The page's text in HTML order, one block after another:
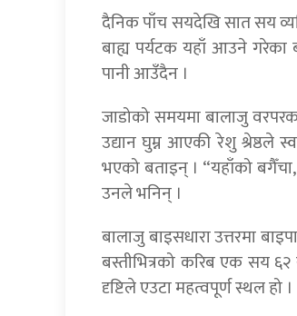
दैनिक पाँच सयदेखि सात सय
बाह्य पर्यटक यहाँ आउने गरेका
पानी आउँदैन ।
जाडोको समयमा बालाजु
उद्यान घुम्न आएकी रेशु
भएको बताइन् । “यहाँको
उनले भनिन् ।
बालाजु बाइसधारा उत्तरमा
बस्तीभित्रको करिब एक सय ६२
दृष्टिले एउटा महत्वपूर्ण स्थल हो ।